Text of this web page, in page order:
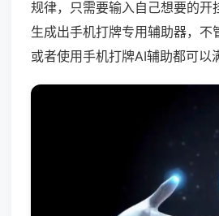
规律，只需要输入自己想要的开
生成出手机打牌专用辅助器，不
或者使用手机打牌AI辅助都可以